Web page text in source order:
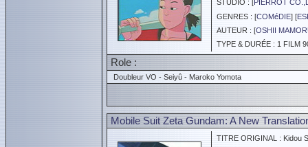
STUDIO : [PIERROT
GENRES : [COMéDIE] [
AUTEUR : [OSHII
TYPE & DURÉE : 1 FILM
Role :
Doubleur VO - Seiyû - Maroko Yomota
Mobile Suit Zeta Gundam: A New
TITRE ORIGINAL : Kidou